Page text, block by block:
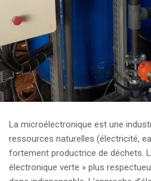
La microélectronique est une
ressources naturelles (électricité,
fortement productrice de déchets.
électronique verte » plus